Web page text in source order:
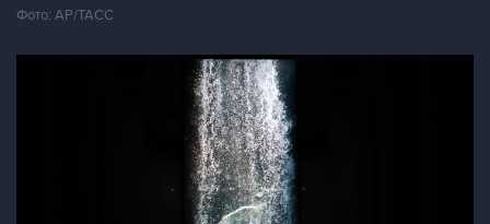
Фото: AP/ТАСС